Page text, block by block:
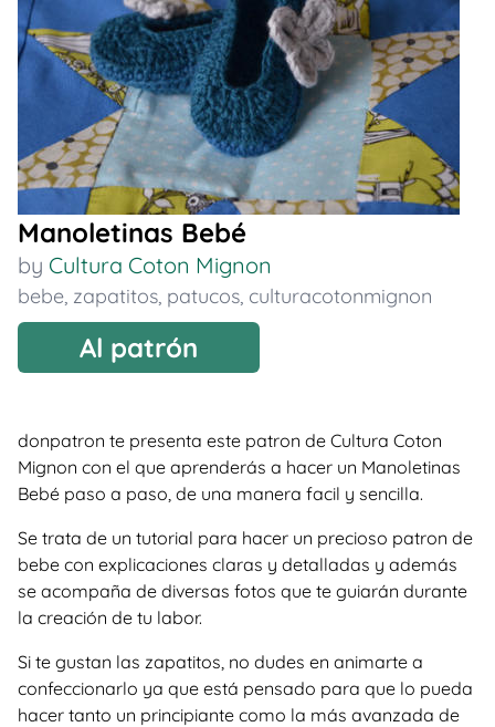
Manoletinas Bebé
by Cultura Coton Mignon
bebe, zapatitos, patucos, culturacotonmignon
Al patrón
donpatron te presenta este patron de Cultura Coton
Mignon con el que aprenderás a hacer un Manoletinas
Bebé paso a paso, de una manera facil y sencilla.
Se trata de un tutorial para hacer un precioso patron de
bebe con explicaciones claras y detalladas y además
se acompaña de diversas fotos que te guiarán durante
la creación de tu labor.
Si te gustan las zapatitos, no dudes en animarte a
confeccionarlo ya que está pensado para que lo pueda
hacer tanto un principiante como la más avanzada de